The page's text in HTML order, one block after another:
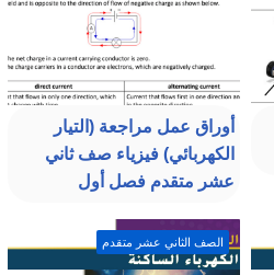
أوراق عمل مراجعة (التيار
الكهربائي) فيزياء صف ثاني
عشر متقدم فصل أول
الصف الثاني عشر متقدم